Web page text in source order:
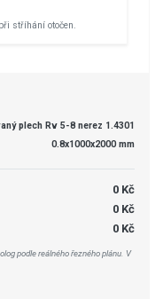
stříhání otočen.
plech Rv 5-8 nerez 1.4301
0.8x1000x2000 mm
0 Kč
0 Kč
0 Kč
podle reálného řezného plánu. V